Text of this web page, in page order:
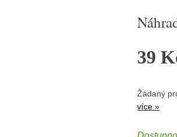
39
Žádaný
více »